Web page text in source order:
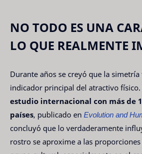
NO TODO ES UNA
LO QUE REALMENTE
Durante años se creyó que la simetría
indicador principal del atractivo físico.
estudio internacional con más de
países, publicado en Evolution and
concluyó que lo verdaderamente
rostro se aproxime a las